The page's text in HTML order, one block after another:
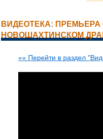
ВИДЕОТЕКА:
НОВОШАХТИНСКОМ
«« Перейти в раздел